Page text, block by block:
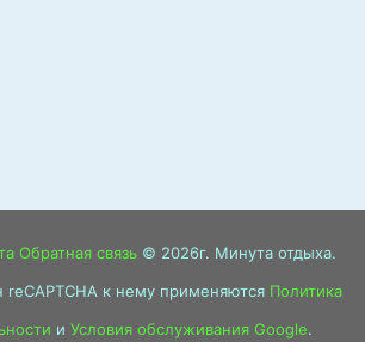
Обратная связь© 2026г. Минута отдыха.
reCAPTCHA к нему применяются Политика
и Условия обслуживания Google.